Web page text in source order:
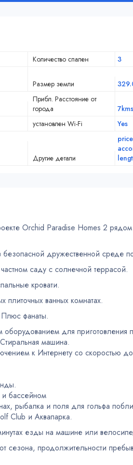
Количество спален 3
Размер земли
Прибл. Расстояние от
города
установлен Wi-Fi Yes
Другие детали
Orchid Paradise Homes 2
дружественной среде
саду с солнечной террасой.
кровати.
ванных комнатах.
фанаты.
для приготовления
машина.
к Интернету со скоростью
бассейном
рыбалка и поля для гольфа
Club и Аквапарка.
езды на машине или
сезона, продолжительности